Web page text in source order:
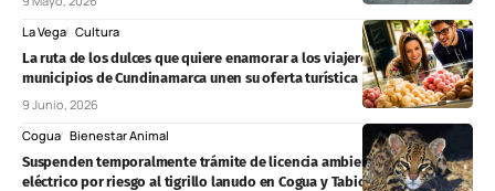
La Vega Cultura
La ruta de los dulces que quiere enamorar a los viajeros: ocho
municipios de Cundinamarca unen su oferta turística
9 Junio, 2026
Cogua Bienestar Animal
Suspenden temporalmente trámite de licencia ambiental de proyecto
eléctrico por riesgo al tigrillo lanudo en Cogua y Tabio